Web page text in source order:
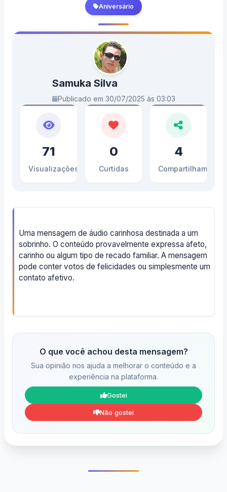
Aniversário
Samuka Silva
Publicado em 30/07/2025 às 03:03
71
Visualizações
0
Curtidas
4
Compartilhamentos
Uma mensagem de áudio carinhosa destinada a um
sobrinho. O conteúdo provavelmente expressa afeto,
carinho ou algum tipo de recado familiar. A mensagem
pode conter votos de felicidades ou simplesmente um
contato afetivo.
O que você achou desta mensagem?
Sua opinião nos ajuda a melhorar o conteúdo e a
experiência na plataforma.
Gostei
Não gostei